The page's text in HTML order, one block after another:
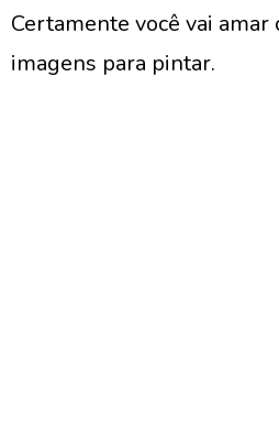
Certamente você vai amar
imagens para pintar.